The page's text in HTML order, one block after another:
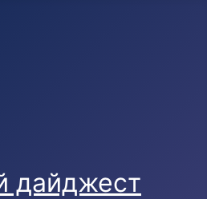
дайджест